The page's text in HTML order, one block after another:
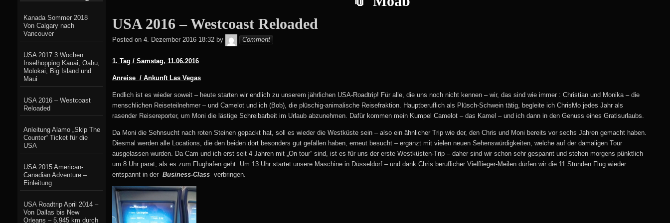
USA 2016 – Westcoast Reloaded
Posted on 4. Dezember 2016 18:32 by Monika
Comment
1. Tag / Samstag, 11.06.2016
Anreise / Ankunft Las Vegas
Endlich ist es wieder soweit – heute starten wir endlich zu unserem jährlichen USA-Roadtrip! Für alle, die uns noch nicht kennen – wir, das sind wie immer : Christian und Monika – die
menschlichen Reiseteilnehmer – und Camelot und ich (Bob), die plüschig-animalische Reisefraktion. Hauptberuflich als Plüsch-Schwein tätig, begleite ich ChrisMo jedes Jahr als
rasender Reisereporter, um Moni die lästige Schreibarbeit im Urlaub abzunehmen. Dafür kommen mein Kumpel Camelot – das Kamel – und ich dann in den Genuss eines Gratisurlaubs.
Da Moni die Sehnsucht nach roten Steinen gepackt hat, soll es wieder die Westküste sein – also ein ähnlicher Trip wie der, den Chris und Moni bereits vor sechs Jahren gemacht haben.
Diesmal werden alle Locations, die den beiden dort besonders gut gefallen haben, erneut besucht – ergänzt mit vielen neuen Sehenswürdigkeiten, welche auf der damaligen Tour
ausgelassen wurden. Da Cam und ich erst seit 4 Jahren mit „On tour“ sind, ist es für uns der erste Westküsten-Trip – daher sind wir schon sehr gespannt und stehen morgens pünktlich
um 8 Uhr parat, als es zum Flughafen geht. Um 13 Uhr startet unsere Maschine in Düsseldorf – und dank Chris beruflicher Vielflieger-Meilen dürfen wir die 11 Stunden Flug wieder
entspannt in der Business-Class verbringen.
Kanada Sommer 2018
Von Calgary nach
Vancouver
USA 2017 3 Wochen
Inselhopping Kauai, Oahu,
Molokai, Big Island und
Maui
USA 2016 – Westcoast
Reloaded
Anleitung Alamo „Skip The
Counter“ Ticket für die
USA
USA 2015 American-
Canadian Adventure –
Einleitung
USA Roadtrip April 2014 –
Von Dallas bis New
Orleans – 5.945 km durch